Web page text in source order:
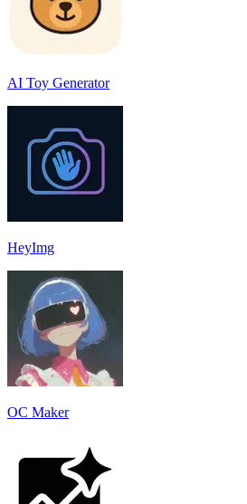
AI Toy Generator
HeyImg
OC Maker